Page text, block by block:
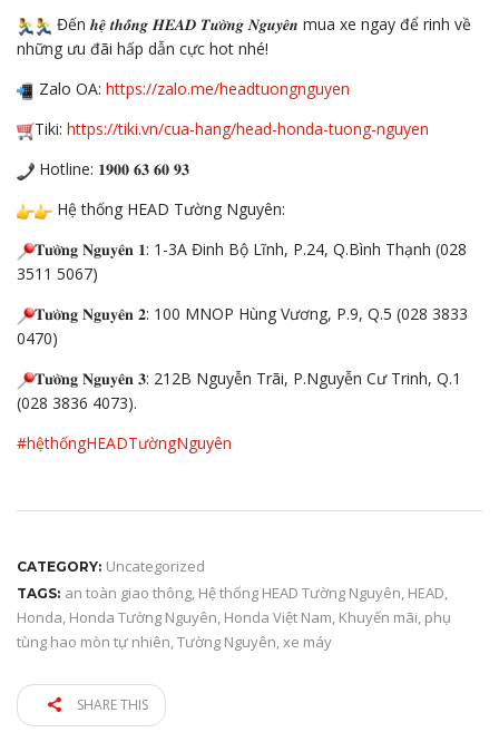
Đến 𝒉𝒆̣̂ 𝒕𝒉𝒐̂́𝒏𝒈 𝑯𝑬𝑨𝑫 𝑻𝒖̛𝒐̛̀𝒏𝒈 𝑵𝒈𝒖𝒚𝒆̂𝒏 mua xe ngay để rinh về
những ưu đãi hấp dẫn cực hot nhé!
Zalo OA: https://zalo.me/headtuongnguyen
Tiki: https://tiki.vn/cua-hang/head-honda-tuong-nguyen
Hotline: 𝟏𝟗𝟎𝟎 𝟔𝟑 𝟔𝟎 𝟗𝟑
Hệ thống HEAD Tường Nguyên:
𝐓𝐮̛𝐨̛̀𝐧𝐠 𝐍𝐠𝐮𝐲𝐞̂𝐧 𝟏: 1-3A Đinh Bộ Lĩnh, P.24, Q.Bình Thạnh (028
3511 5067)
𝐓𝐮̛𝐨̛̀𝐧𝐠 𝐍𝐠𝐮𝐲𝐞̂𝐧 𝟐: 100 MNOP Hùng Vương, P.9, Q.5 (028 3833
0470)
𝐓𝐮̛𝐨̛̀𝐧𝐠 𝐍𝐠𝐮𝐲𝐞̂𝐧 𝟑: 212B Nguyễn Trãi, P.Nguyễn Cư Trinh, Q.1
(028 3836 4073).
#hệthốngHEADTườngNguyên
CATEGORY: Uncategorized
TAGS: an toàn giao thông, Hệ thống HEAD Tường Nguyên, HEAD,
Honda, Honda Tường Nguyên, Honda Việt Nam, Khuyến mãi, phụ
tùng hao mòn tự nhiên,Tường Nguyên,xe máy
SHARE THIS